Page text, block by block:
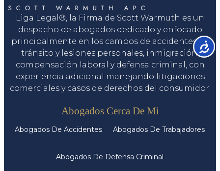
Liga Legal®, la Firma de Scott Warmuth es un
despacho de abogados dedicado y enfocado
principalmente en los campos de accidentes de
tránsito y lesiones personales, inmigración,
compensación laboral y defensa criminal, con
experiencia adicional manejando litigaciones
comerciales y casos de derechos del consumidor.
Abogados Cerca De Mi
Abogados De Accidentes Abogados De Trabajadores
Abogados De Defensa Criminal